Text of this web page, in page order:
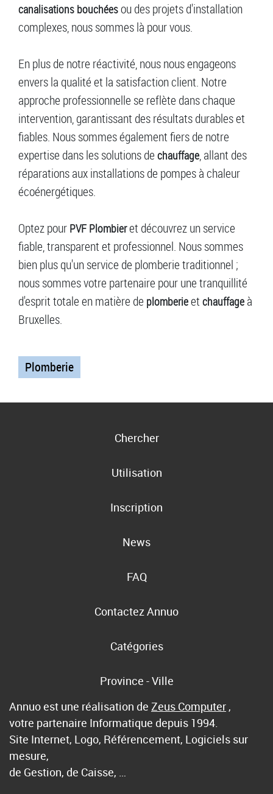
canalisations bouchéesou des projets d'installation
complexes, nous sommes là pour vous.
En plus de notre réactivité, nous nous engageons
envers la qualité et la satisfaction client. Notre
approche professionnelle se reflète dans chaque
intervention, garantissant des résultats durables et
fiables. Nous sommes également fiers de notre
expertise dans les solutions de chauffage, allant des
réparations aux installations de pompes à chaleur
écoénergétiques.
Optez pour PVF Plombieret découvrez un service
fiable, transparent et professionnel. Nous sommes
bien plus qu'un service de plomberie traditionnel ;
nous sommes votre partenaire pour une tranquillité
d'esprit totale en matière de plomberieetchauffage à
Bruxelles.
Plomberie
Chercher
Utilisation
Inscription
News
FAQ
Contactez Annuo
Catégories
Province - Ville
Annuo est une réalisation de Zeus Computer ,
votre partenaire Informatique depuis 1994.
Site Internet, Logo, Référencement, Logiciels sur
mesure,
de Gestion, de Caisse, …